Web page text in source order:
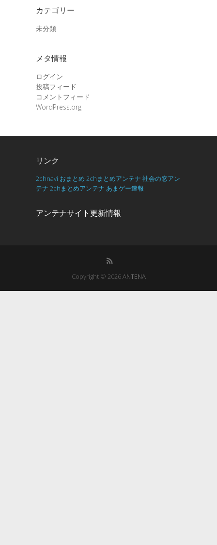
カテゴリー
未分類
メタ情報
ログイン
投稿フィード
コメントフィード
WordPress.org
リンク
2chnavi おまとめ 2chまとめアンテナ 社会の窓アン
テナ 2chまとめアンテナ あまゲー速報
アンテナサイト更新情報
Copyright © 2026ANTENA